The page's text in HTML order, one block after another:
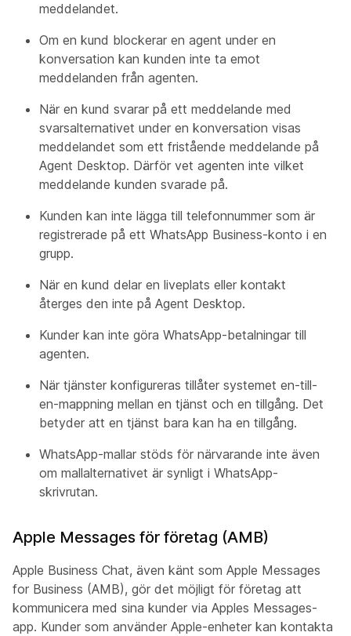
meddelandet.
Om en kund blockerar en agent under en
konversation kan kunden inte ta emot
meddelanden från agenten.
När en kund svarar på ett meddelande med
svarsalternativet under en konversation visas
meddelandet som ett fristående meddelande på
Agent Desktop. Därför vet agenten inte vilket
meddelande kunden svarade på.
Kunden kan inte lägga till telefonnummer som är
registrerade på ett WhatsApp Business-konto i en
grupp.
När en kund delar en liveplats eller kontakt
återges den inte på Agent Desktop.
Kunder kan inte göra WhatsApp-betalningar till
agenten.
När tjänster konfigureras tillåter systemet en-till-
en-mappning mellan en tjänst och en tillgång. Det
betyder att en tjänst bara kan ha en tillgång.
WhatsApp-mallar stöds för närvarande inte även
om mallalternativet är synligt i WhatsApp-
skrivrutan.
Apple Messages för företag (AMB)
Apple Business Chat, även känt som Apple Messages
for Business (AMB), gör det möjligt för företag att
kommunicera med sina kunder via Apples Messages-
app. Kunder som använder Apple-enheter kan kontakta